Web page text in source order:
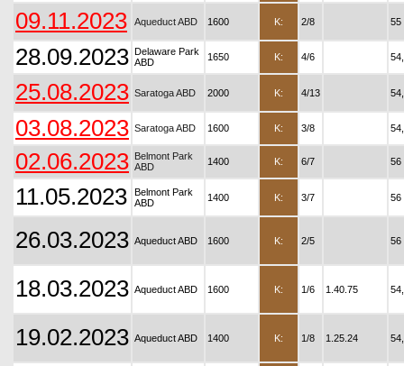
09.11.2023 Aqueduct ABD 1600 K: 2/8 55
28.09.2023 Delaware Park
ABD
1650 K: 4/6
25.08.2023 Saratoga ABD 2000 K: 4/13
03.08.2023 Saratoga ABD 1600 K: 3/8
02.06.2023 Belmont Park
ABD
1400 K: 6/7 56
11.05.2023
Belmont Park
ABD
1400 K: 3/7 56
26.03.2023 Aqueduct ABD 1600 K: 2/5 56
18.03.2023 Aqueduct ABD 1600 K: 1/6 1.40.75
19.02.2023 Aqueduct ABD 1400 K: 1/8 1.25.24